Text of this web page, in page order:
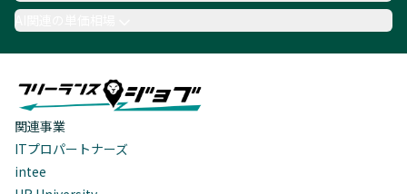
AI関連の単価相場
関連事業
ITプロパートナーズ
intee